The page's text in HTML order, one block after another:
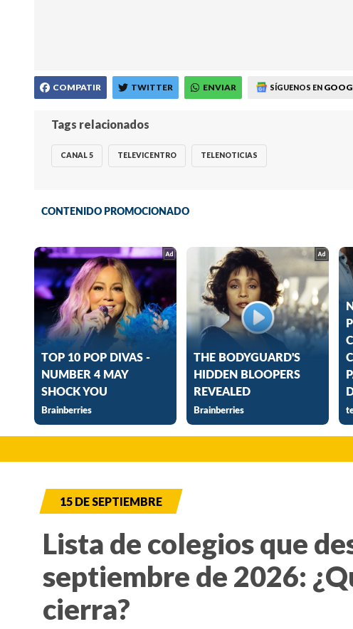
COMPATIR TWITTER ENVIAR SÍGUENOS EN
Tags relacionados
CANAL 5 TELEVICENTRO TELENOTICIAS
15 DE SEPTIEMBRE
Lista de colegios que
septiembre de 2026:
cierra?